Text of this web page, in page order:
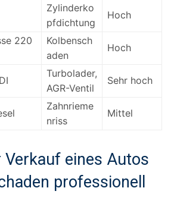
Zylinderko
pfdichtung
Hoch
220
Kolbensch
aden
Hoch
Turbolader,
AGR-Ventil
Sehr hoch
Zahnrieme
nriss
Mittel
Verkauf eines Autos
professionell